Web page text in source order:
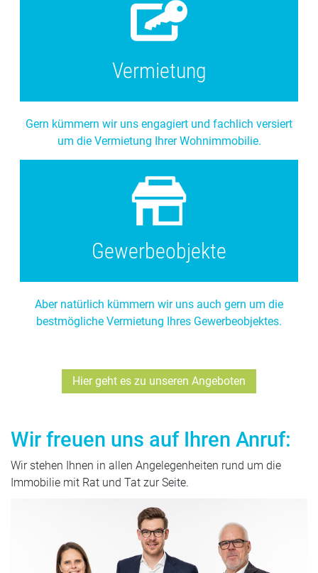
Vermietung
Gern kümmern wir uns engagiert und fachlich versiert
um die Vermietung Ihrer Wohnimmobilie.
Gewerbeobjekte
Aber natürlich kümmern wir uns auch gern um die
bestmögliche Vermietung Ihres Gewerbeobjektes.
Hier geht es zu unseren Angeboten
Wir freuen uns auf Ihren Anruf:
Wir stehen Ihnen in allen Angelegenheiten rund um die
Immobilie mit Rat und Tat zur Seite.